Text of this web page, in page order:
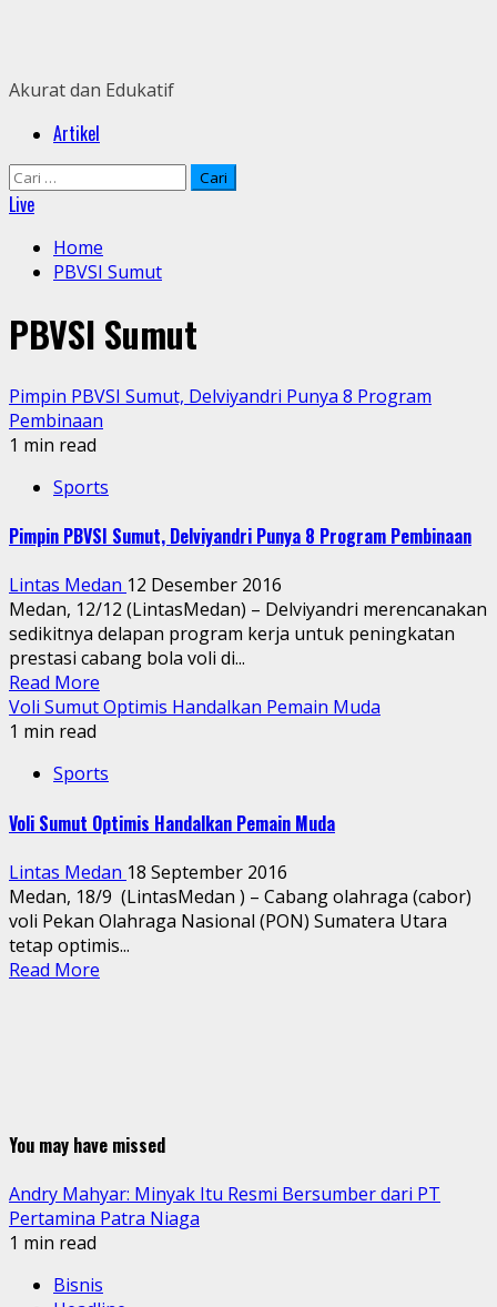
Akurat dan Edukatif
PrimaryArtikel
Cari
untuk:
Live
Home
PBVSI Sumut
PBVSI Sumut
Pimpin PBVSI Sumut, Delviyandri Punya 8 Program
Pembinaan
1 min read
Sports
Pimpin PBVSI Sumut, Delviyandri Punya 8 Program Pembinaan
Lintas Medan 12 Desember 2016
Medan, 12/12 (LintasMedan) – Delviyandri merencanakan
sedikitnya delapan program kerja untuk peningkatan
prestasi cabang bola voli di...
Read More
Voli Sumut Optimis Handalkan Pemain Muda
1 min read
Sports
Voli Sumut Optimis Handalkan Pemain Muda
Lintas Medan 18 September 2016
Medan, 18/9 (LintasMedan ) – Cabang olahraga (cabor)
voli Pekan Olahraga Nasional (PON) Sumatera Utara
tetap optimis...
Read More
You may have missed
Andry Mahyar: Minyak Itu Resmi Bersumber dari PT
Pertamina Patra Niaga
1 min read
Bisnis